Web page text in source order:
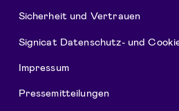
Sicherheit und Vertrauen
Signicat Datenschutz- und
Impressum
Pressemitteilungen